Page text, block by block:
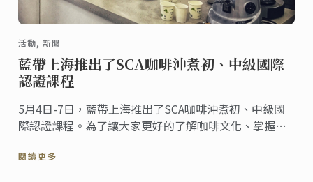
活動, 新聞
藍帶上海推出了SCA咖啡沖煮初、中級國際
認證課程
5月4日-7日，藍帶上海推出了SCA咖啡沖煮初、中級國
際認證課程。為了讓大家更好的了解咖啡文化、掌握咖
生作為講師，為學員們講解專業的咖啡知識。
閱讀更多